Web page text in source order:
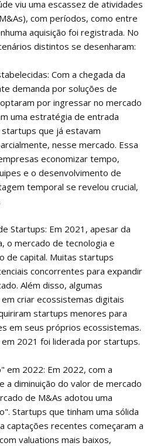
viu uma escassez de atividades
com períodos, como entre
aquisição foi registrada. No
distintos se desenharam:
Com a chegada da
demanda por soluções de
por ingressar no mercado
uma estratégia de entrada
que já estavam
nesse mercado. Essa
economizar tempo,
e o desenvolvimento de
temporal se revelou crucial,
Startups: Em 2021, apesar da
o mercado de tecnologia e
de capital. Muitas startups
concorrentes para expandir
Além disso, algumas
criar ecossistemas digitais
startups menores para
em seus próprios ecossistemas.
2021 foi liderada por startups.
em 2022: Em 2022, com a
a diminuição do valor de mercado
de M&As adotou uma
Startups que tinham uma sólida
captações recentes começaram a
valuations mais baixos,